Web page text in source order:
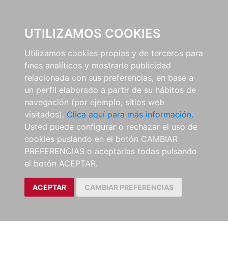
UTILIZAMOS COOKIES
Utilizamos cookies propias y de terceros para
fines analíticos y mostrarle publicidad
relacionada con sus preferencias, en base a
un perfil elaborado a partir de su hábitos de
navegación (por ejemplo, sitios web
visitados). Clica aquí para más información.
Usted puede configurar o rechazar el uso de
cookies puslando en el botón CAMBIAR
PREFERENCIAS o aceptarlas todas pulsando
el botón ACEPTAR.
ACEPTAR CAMBIAR PREFERENCIAS